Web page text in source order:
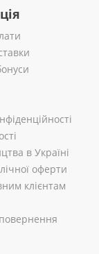
в Україні
оферти
клієнтам
повернення